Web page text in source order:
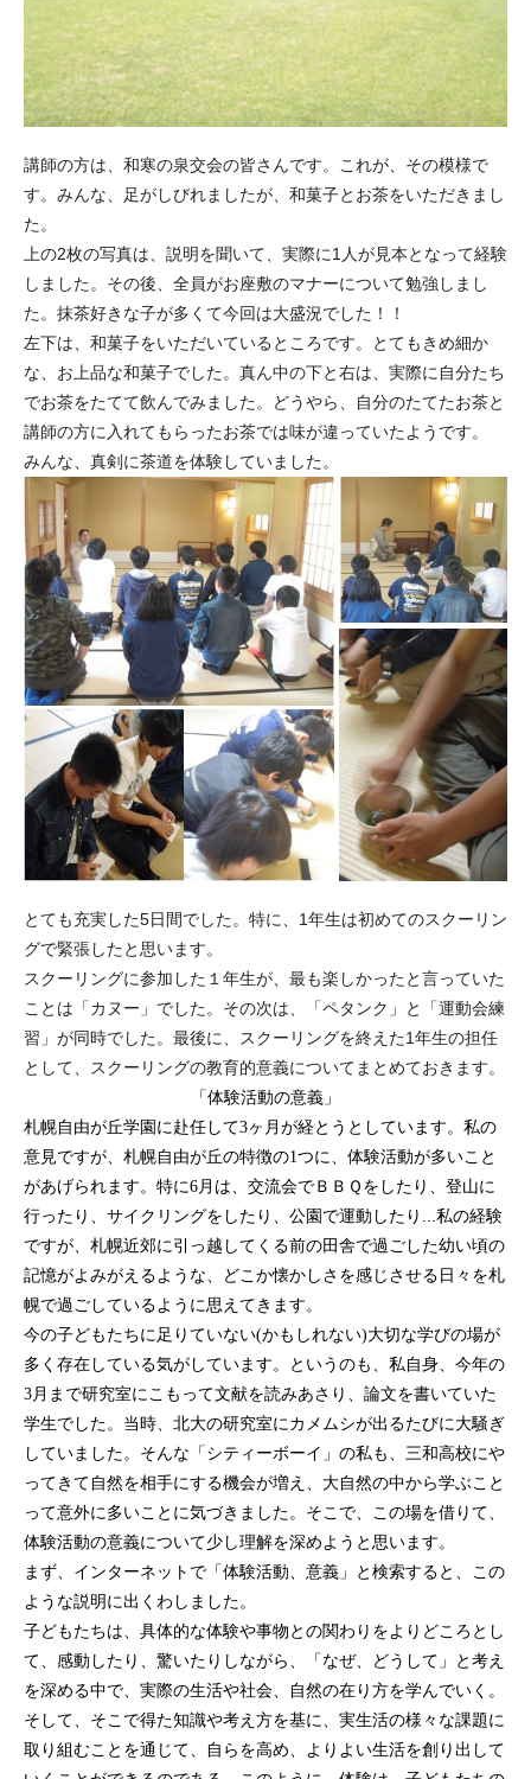
講師の方は、和寒の泉交会の皆さんです。これが、その模様で
す。みんな、足がしびれましたが、和菓子とお茶をいただきまし
た。
上の2枚の写真は、説明を聞いて、実際に1人が見本となって経験
しました。その後、全員がお座敷のマナーについて勉強しまし
た。抹茶好きな子が多くて今回は大盛況でした！！
左下は、和菓子をいただいているところです。とてもきめ細か
な、お上品な和菓子でした。真ん中の下と右は、実際に自分たち
でお茶をたてて飲んでみました。どうやら、自分のたてたお茶と
講師の方に入れてもらったお茶では味が違っていたようです。
みんな、真剣に茶道を体験していました。
とても充実した5日間でした。特に、1年生は初めてのスクーリン
グで緊張したと思います。
スクーリングに参加した１年生が、最も楽しかったと言っていた
ことは「カヌー」でした。その次は、「ペタンク」と「運動会練
習」が同時でした。最後に、スクーリングを終えた1年生の担任
として、スクーリングの教育的意義についてまとめておきます。
「体験活動の意義」
札幌自由が丘学園に赴任して3ヶ月が経とうとしています。私の
意見ですが、札幌自由が丘の特徴の1 つに、体験活動が多いこと
があげられます。特に6 月は、交流会でＢＢＱをしたり、登山に
行ったり、サイクリングをしたり、公園で運動したり...私の経験
ですが、札幌近郊に引っ越してくる前の田舎で過ごした幼い頃の
記憶がよみがえるような、どこか懐かしさを感じさせる日々を札
幌で過ごしているように思えてきます。
今の子どもたちに足りていない(かもしれない)大切な学びの場が
多く存在している気がしています。というのも、私自身、今年の
3 月まで研究室にこもって文献を読みあさり、論文を書いていた
学生でした。当時、北大の研究室にカメムシが出るたびに大騒ぎ
していました。そんな「シティーボーイ」の私も、三和高校にや
ってきて自然を相手にする機会が増え、大自然の中から学ぶこと
って意外に多いことに気づきました。そこで、この場を借りて、
体験活動の意義について少し理解を深めようと思います。
まず、インターネットで「体験活動、意義」と検索すると、この
ような説明に出くわしました。
子どもたちは、具体的な体験や事物との関わりをよりどころとし
て、感動したり、驚いたりしながら、「なぜ、どうして」と考え
を深める中で、実際の生活や社会、自然の在り方を学んでいく。
そして、そこで得た知識や考え方を基に、実生活の様々な課題に
取り組むことを通じて、自らを高め、よりよい生活を創り出して